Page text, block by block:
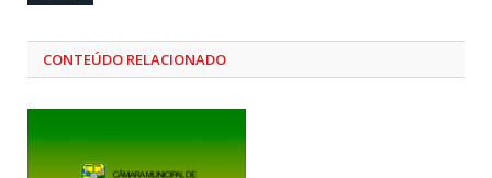
CONTEÚDO RELACIONADO